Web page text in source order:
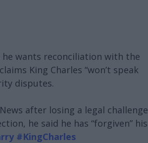
he wants reconciliation with the
King Charles “won’t speak
disputes.
after losing a legal challenge
he said he has “forgiven” his
#KingCharles